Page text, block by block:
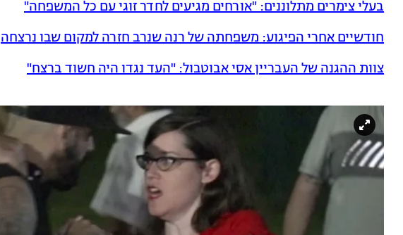
בעלי צימרים מתלוננים: "אורחים מגיעים לחדר זוגי עם כל המשפחה"
חודשיים אחרי הפיגוע: משפחתה של רנה שנרב חזרה למקום שבו נרצחה
צוות ההגנה של העבריין אסי אבוטבול: "העד נגדו היה חשוד ברצח"